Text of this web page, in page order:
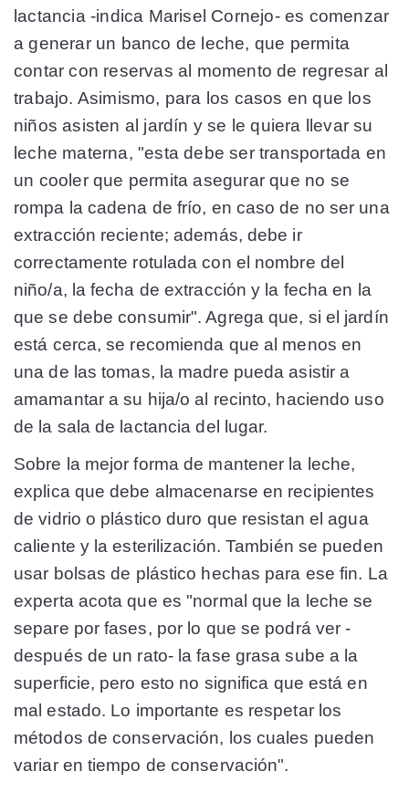
lactancia -indica Marisel Cornejo- es comenzar
a generar un banco de leche, que permita
contar con reservas al momento de regresar al
trabajo. Asimismo, para los casos en que los
niños asisten al jardín y se le quiera llevar su
leche materna, "esta debe ser transportada en
un cooler que permita asegurar que no se
rompa la cadena de frío, en caso de no ser una
extracción reciente; además, debe ir
correctamente rotulada con el nombre del
niño/a, la fecha de extracción y la fecha en la
que se debe consumir". Agrega que, si el jardín
está cerca, se recomienda que al menos en
una de las tomas, la madre pueda asistir a
amamantar a su hija/o al recinto, haciendo uso
de la sala de lactancia del lugar.
Sobre la mejor forma de mantener la leche,
explica que debe almacenarse en recipientes
de vidrio o plástico duro que resistan el agua
caliente y la esterilización. También se pueden
usar bolsas de plástico hechas para ese fin. La
experta acota que es "normal que la leche se
separe por fases, por lo que se podrá ver -
después de un rato- la fase grasa sube a la
superficie, pero esto no significa que está en
mal estado. Lo importante es respetar los
métodos de conservación, los cuales pueden
variar en tiempo de conservación".